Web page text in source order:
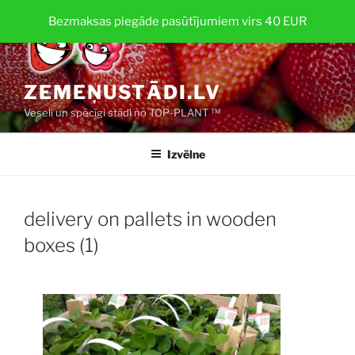
Bezmaksas piegāde pasūtījumiem virs 40 EUR
saturu
ZEMEŅUSTĀDI.LV
Veseli un spēcīgi stādi no TOP-PLANT ™
Izvēlne
delivery on pallets in wooden
boxes (1)